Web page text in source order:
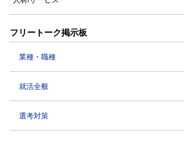
フリートーク掲示板
業種・職種
就活全般
選考対策